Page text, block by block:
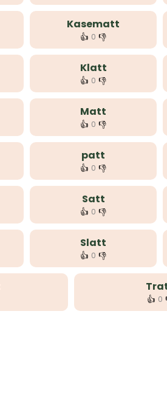
Kasematt
👍 0 👎
Klatt
👍 0 👎
Matt
👍 0 👎
patt
👍 0 👎
Satt
👍 0 👎
Slatt
👍 0 👎
👍 0